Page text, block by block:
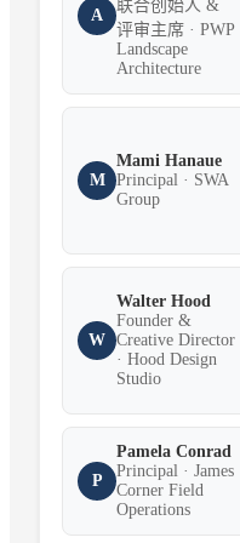
A
联合创始人 &
评审主席 · PWP
Landscape
Architecture
M
Mami Hanaue
Principal · SWA
Group
W
Walter Hood
Founder &
Creative Director
· Hood Design
Studio
P
Pamela Conrad
Principal · James
Corner Field
Operations